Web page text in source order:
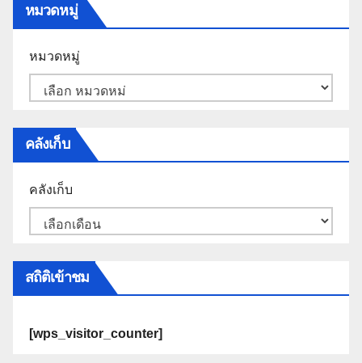
หมวดหมู่
หมวดหมู่
คลังเก็บ
คลังเก็บ
สถิติเข้าชม
[wps_visitor_counter]